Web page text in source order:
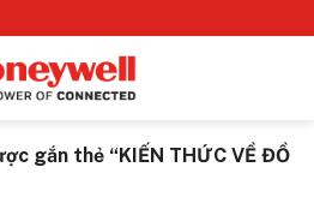
gắn thẻ “KIẾN THỨC VỀ ĐỒ